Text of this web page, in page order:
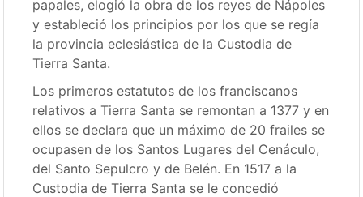
papales, elogió la obra de los reyes de Nápoles
y estableció los principios por los que se regía
la provincia eclesiástica de la Custodia de
Tierra Santa.
Los primeros estatutos de los franciscanos
relativos a Tierra Santa se remontan a 1377 y en
ellos se declara que un máximo de 20 frailes se
ocupasen de los Santos Lugares del Cenáculo,
del Santo Sepulcro y de Belén. En 1517 a la
Custodia de Tierra Santa se le concedió